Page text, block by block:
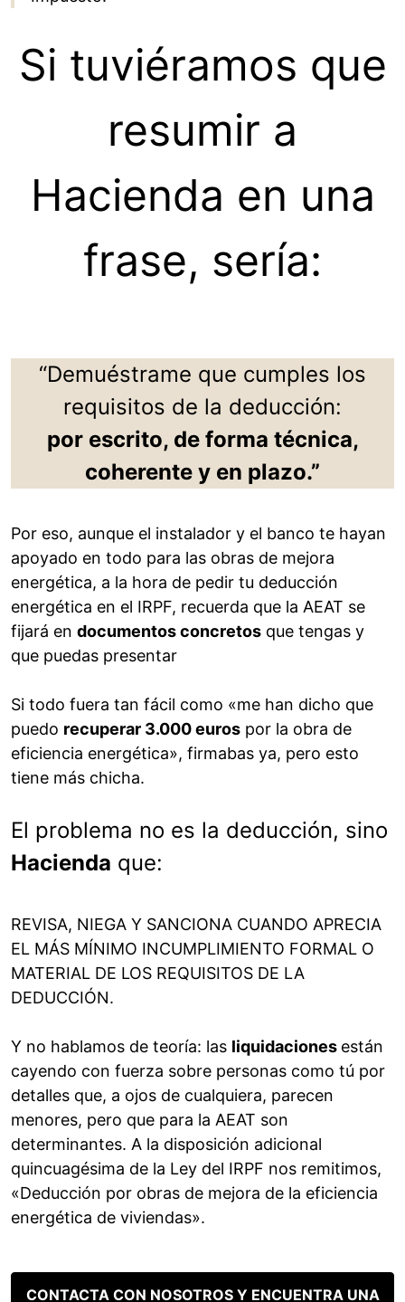
Si tuviéramos que
resumir a
Hacienda en una
frase, sería:
“Demuéstrame que cumples los
requisitos de la deducción:
por escrito, de forma técnica,
coherente y en plazo.”
Por eso, aunque el instalador y el banco te hayan
apoyado en todo para las obras de mejora
energética, a la hora de pedir tu deducción
energética en el IRPF, recuerda que la AEAT se
fijará en documentos concretos que tengas y
que puedas presentar
Si todo fuera tan fácil como «me han dicho que
puedo recuperar 3.000 euros por la obra de
eficiencia energética», firmabas ya, pero esto
tiene más chicha.
El problema no es la deducción, sino
Hacienda que:
REVISA, NIEGA Y SANCIONA CUANDO APRECIA
EL MÁS MÍNIMO INCUMPLIMIENTO FORMAL O
MATERIAL DE LOS REQUISITOS DE LA
DEDUCCIÓN.
Y no hablamos de teoría: las liquidaciones están
cayendo con fuerza sobre personas como tú por
detalles que, a ojos de cualquiera, parecen
menores, pero que para la AEAT son
determinantes. A la disposición adicional
quincuagésima de la Ley del IRPF nos remitimos,
«Deducción por obras de mejora de la eficiencia
energética de viviendas».
CONTACTA CON NOSOTROS Y ENCUENTRA UNA